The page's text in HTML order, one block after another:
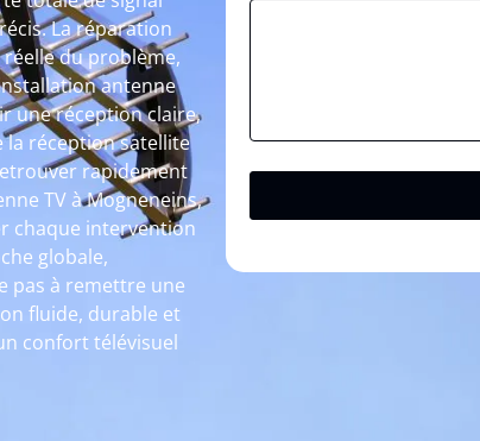
La réparation
du problème,
antenne
une réception claire,
la réception satellite
rapidement
TV à Mogneneins,
chaque intervention
globale,
pas à remettre une
fluide, durable et
confort télévisuel